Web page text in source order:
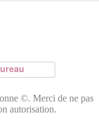
©. Merci de ne pas
autorisation.